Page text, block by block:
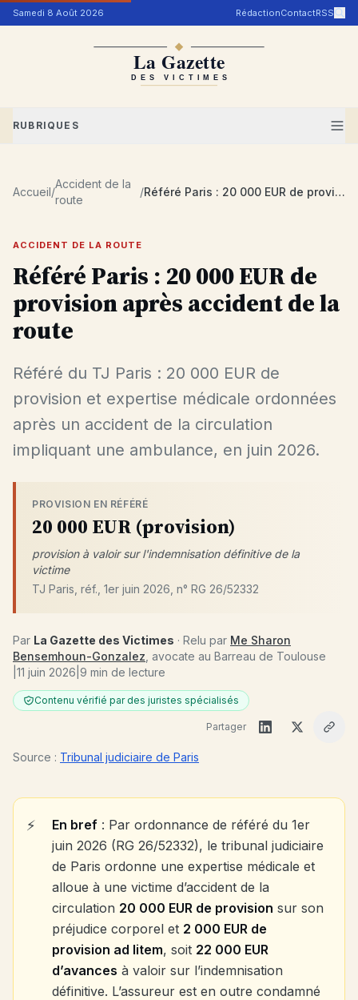
Aller au contenu
Samedi 8 Août 2026 RédactionContactRSS
RUBRIQUES
Accueil/
Accident de la
route
/ Référé Paris : 20 000 EUR de provision après accident de la route
ACCIDENT DE LA ROUTE
Référé Paris : 20 000 EUR de
provision après accident de la
route
Référé du TJ Paris : 20 000 EUR de
provision et expertise médicale ordonnées
après un accident de la circulation
impliquant une ambulance, en juin 2026.
PROVISION EN RÉFÉRÉ
20 000 EUR (provision)
provision à valoir sur l'indemnisation définitive de la
victime
TJ Paris, réf., 1er juin 2026, n° RG 26/52332
Par La Gazette des Victimes · Relu par Me Sharon
Bensemhoun-Gonzalez , avocate au Barreau de Toulouse
11 juin 2026 9 min de lecture
Contenu vérifié par des juristes spécialisés
Partager
Source : Tribunal judiciaire de Paris
En bref : Par ordonnance de référé du 1er
juin 2026 (RG 26/52332), le tribunal judiciaire
de Paris ordonne une expertise médicale et
alloue à une victime d’accident de la
circulation 20 000 EUR de provision sur son
préjudice corporel et 2 000 EUR de
provision ad litem, soit 22 000 EUR
d’avances à valoir sur l’indemnisation
définitive. L’assureur est en outre condamné